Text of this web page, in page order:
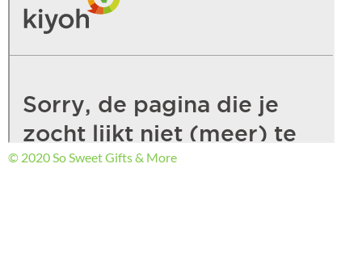
© 2020 So Sweet Gifts & More